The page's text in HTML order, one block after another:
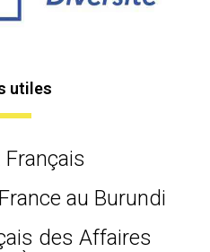
utiles
au Burundi
des Affaires